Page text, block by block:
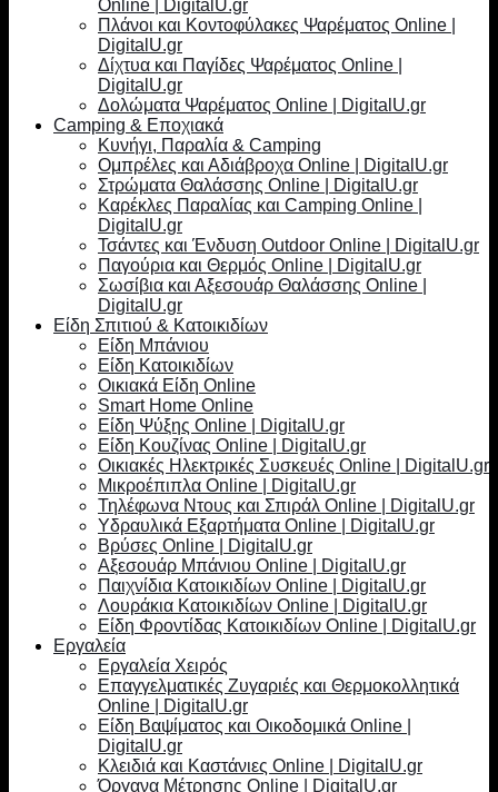
Online | DigitalU.gr
Πλάνοι και Κοντοφύλακες Ψαρέματος Online |
DigitalU.gr
Δίχτυα και Παγίδες Ψαρέματος Online |
DigitalU.gr
Δολώματα Ψαρέματος Online | DigitalU.gr
Camping & Εποχιακά
Κυνήγι, Παραλία & Camping
Ομπρέλες και Αδιάβροχα Online | DigitalU.gr
Στρώματα Θαλάσσης Online | DigitalU.gr
Καρέκλες Παραλίας και Camping Online |
DigitalU.gr
Τσάντες και Ένδυση Outdoor Online | DigitalU.gr
Παγούρια και Θερμός Online | DigitalU.gr
Σωσίβια και Αξεσουάρ Θαλάσσης Online |
DigitalU.gr
Είδη Σπιτιού & Κατοικιδίων
Είδη Μπάνιου
Είδη Κατοικιδίων
Οικιακά Είδη Online
Smart Home Online
Είδη Ψύξης Online | DigitalU.gr
Είδη Κουζίνας Online | DigitalU.gr
Οικιακές Ηλεκτρικές Συσκευές Online | DigitalU.gr
Μικροέπιπλα Online | DigitalU.gr
Τηλέφωνα Ντους και Σπιράλ Online | DigitalU.gr
Υδραυλικά Εξαρτήματα Online | DigitalU.gr
Βρύσες Online | DigitalU.gr
Αξεσουάρ Μπάνιου Online | DigitalU.gr
Παιχνίδια Κατοικιδίων Online | DigitalU.gr
Λουράκια Κατοικιδίων Online | DigitalU.gr
Είδη Φροντίδας Κατοικιδίων Online | DigitalU.gr
Εργαλεία
Εργαλεία Χειρός
Επαγγελματικές Ζυγαριές και Θερμοκολλητικά
Online | DigitalU.gr
Είδη Βαψίματος και Οικοδομικά Online |
DigitalU.gr
Κλειδιά και Καστάνιες Online | DigitalU.gr
Όργανα Μέτρησης Online | DigitalU.gr